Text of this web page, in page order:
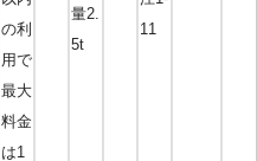
の利
用で
最大
料金
は1
量2.
5t
11